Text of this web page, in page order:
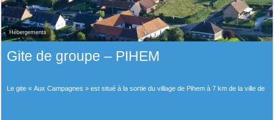
Hébergements
Gite de groupe – PIHEM
Le gite « Aux Campagnes » est situé à la sortie du village de Pihem à 7 km de la ville de